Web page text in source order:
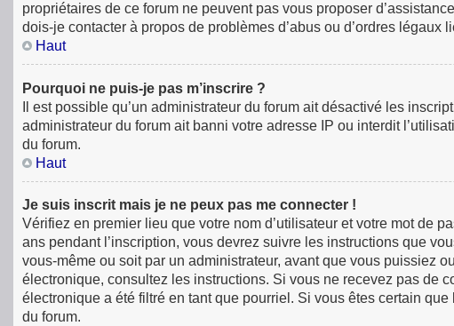
propriétaires de ce forum ne peuvent pas vous proposer
dois-je contacter à propos de problèmes d’abus ou d’ordres légaux
Haut
Pourquoi ne puis-je pas m’inscrire ?
Il est possible qu’un administrateur du forum ait désactivé les
administrateur du forum ait banni votre adresse IP ou interdit
du forum.
Haut
Je suis inscrit mais je ne peux pas me connecter !
Vérifiez en premier lieu que votre nom d’utilisateur et votre mot de
ans pendant l’inscription, vous devrez suivre les instructions que
vous-même ou soit par un administrateur, avant que vous puissiez
électronique, consultez les instructions. Si vous ne recevez pas de
électronique a été filtré en tant que pourriel. Si vous êtes certain
du forum.